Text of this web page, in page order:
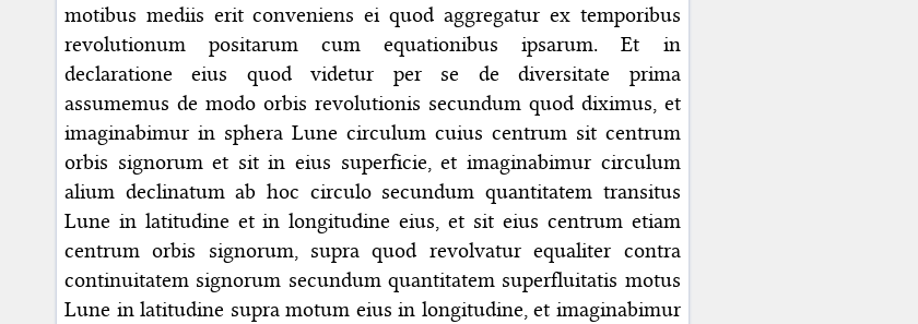
motibus mediis erit conveniens ei quod aggregatur ex temporibus
revolutionum positarum cum equationibus ipsarum. Et in
declaratione eius quod videtur per se de diversitate prima
assumemus de modo orbis revolutionis secundum quod diximus, et
imaginabimur in sphera Lune circulum cuius centrum sit centrum
orbis signorum et sit in eius superficie, et imaginabimur circulum
alium declinatum ab hoc circulo secundum quantitatem transitus
Lune in latitudine et in longitudine eius, et sit eius centrum etiam
centrum orbis signorum, supra quod revolvatur equaliter contra
continuitatem signorum secundum quantitatem superfluitatis motus
Lune in latitudine supra motum eius in longitudine, et imaginabimur